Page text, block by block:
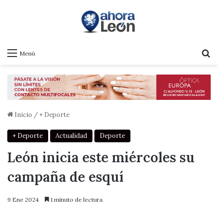
Menú
Inicio /+ Deporte
+ Deporte Actualidad Deporte
León inicia este miércoles su
campaña de esquí
9 Ene 2024 1 minuto de lectura